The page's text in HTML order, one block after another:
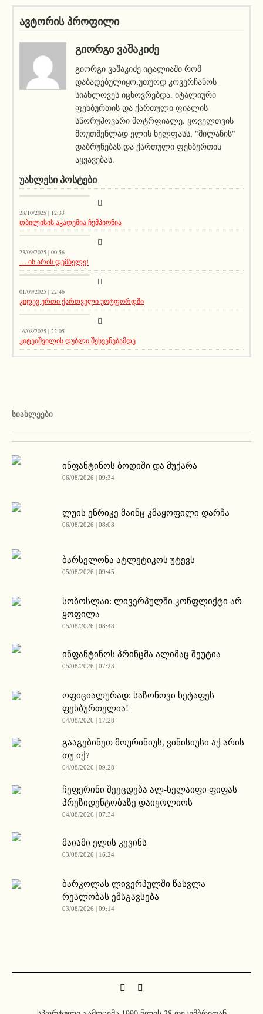
ავტორის პროფილი
ᲒᲘᲝᲠᲒᲘ ᲕᲐᲨᲐᲙᲘᲫᲔ
გიორგი ვაშაკიძე იტალიაში რომ
დაბადებულიყო,უთუოდ კოვერჩანოს
სიახლოვეს იცხოვრებდა. იტალიური
ფეხბურთის და ქართული ფიალის
სწორუპოვარი მოტრფიალე. ყოველთვის
მოუთმენლად ელის ხელფასს, "მილანის"
დაბრუნებას და ქართული ფეხბურთის
აყვავებას.
ᲣᲐᲮᲚᲔᲡᲘ ᲞᲝᲡᲢᲔᲑᲘ
28/10/2025 | 12:33
თბილისის აკადემია ჩემპიონია
კატეგორიის გარეშე
23/09/2025 | 00:56
… ის არის დემბელე!
კატეგორიის გარეშე
01/09/2025 | 22:46
კიდევ ერთი ქართველი უოტფორდში
კატეგორიის გარეშე
16/08/2025 | 22:05
კიტეიშვილის დუბლი შესვენებამდე
ᲡᲘᲐᲮᲚᲔᲔᲑᲘ
ინფანტინოს ბოდიში და მუქარა
06/08/2026 | 09:34
ლუის ენრიკე მაინც კმაყოფილი დარჩა
06/08/2026 | 08:08
ბარსელონა ატლეტიკოს უტევს
05/08/2026 | 09:45
სობოსლაი: ლივერპულში კონფლიქტი არ
ყოფილა
05/08/2026 | 08:48
ინფანტინოს პრინცმა ალიმაც შეუტია
05/08/2026 | 07:23
ოფიციალურად: საზონოვი ხეტაფეს
ფეხბურთელია!
04/08/2026 | 17:28
გააგებინეთ მოურინიუს, ვინისიუსი აქ არის
თუ იქ?
04/08/2026 | 09:28
ჩეფერინი შეეცდება ალ-ხელაიფი ფიფას
პრეზიდენტობაზე დაიყოლიოს
04/08/2026 | 07:34
მაიამი ელის კევინს
03/08/2026 | 16:24
ბარკოლას ლივერპულში წასვლა
რეალობას ემსგავსება
03/08/2026 | 09:14